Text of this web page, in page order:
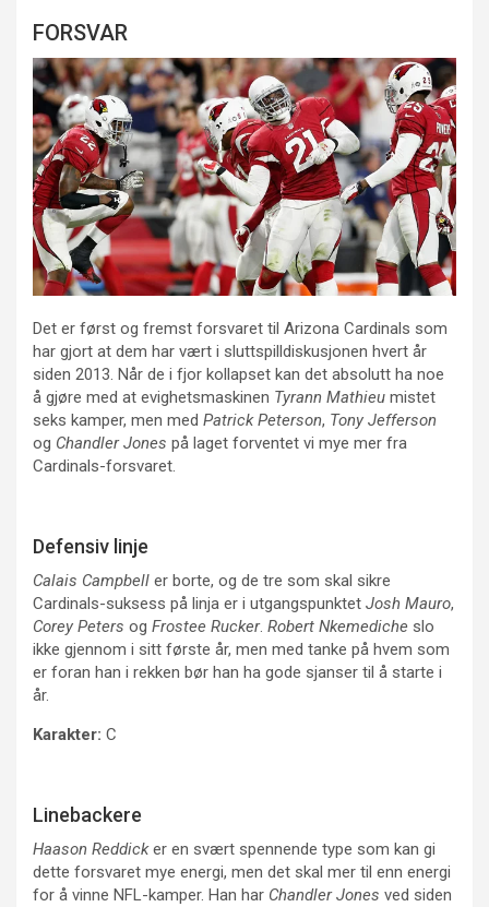
FORSVAR
Det er først og fremst forsvaret til Arizona Cardinals som
har gjort at dem har vært i sluttspilldiskusjonen hvert år
siden 2013. Når de i fjor kollapset kan det absolutt ha noe
å gjøre med at evighetsmaskinen Tyrann Mathieu mistet
seks kamper, men med Patrick Peterson, Tony Jefferson
og Chandler Jones på laget forventet vi mye mer fra
Cardinals-forsvaret.
Defensiv linje
Calais Campbell er borte, og de tre som skal sikre
Cardinals-suksess på linja er i utgangspunktet Josh Mauro,
Corey Peters og Frostee Rucker. Robert Nkemediche slo
ikke gjennom i sitt første år, men med tanke på hvem som
er foran han i rekken bør han ha gode sjanser til å starte i
år.
Karakter: C
Linebackere
Haason Reddicker en svært spennende type som kan gi
dette forsvaret mye energi, men det skal mer til enn energi
for å vinne NFL-kamper. Han har Chandler Jones ved siden